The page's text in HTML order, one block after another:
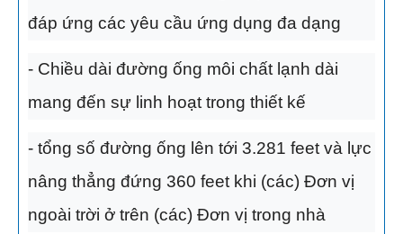
đáp ứng các yêu cầu ứng dụng đa dạng
- Chiều dài đường ống môi chất lạnh dài
mang đến sự linh hoạt trong thiết kế
- tổng số đường ống lên tới 3.281 feet và lực
nâng thẳng đứng 360 feet khi (các) Đơn vị
ngoài trời ở trên (các) Đơn vị trong nhà